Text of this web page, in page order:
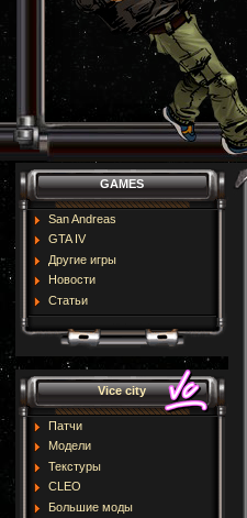
GAMES
San Andreas
GTA IV
Другие игры
Новости
Статьи
Vice city
Патчи
Модели
Текстуры
CLEO
Большие моды